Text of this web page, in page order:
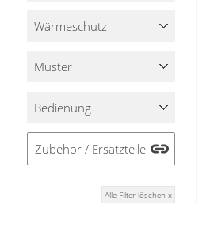
Wärme­schutz
Muster
Bedienung
Zubehör / Ersatzteile
Alle Filter löschen x